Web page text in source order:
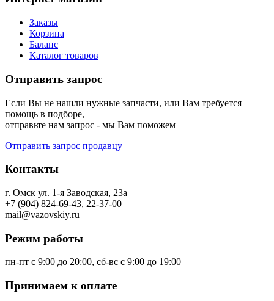
Заказы
Корзина
Баланс
Каталог товаров
Отправить запрос
Если Вы не нашли нужные запчасти, или Вам требуется
помощь в подборе,
отправьте нам запрос - мы Вам поможем
Отправить запрос продавцу
Контакты
г. Омск ул. 1-я Заводская, 23а
+7 (904) 824-69-43, 22-37-00
mail@vazovskiy.ru
Режим работы
пн-пт с 9:00 до 20:00, сб-вс с 9:00 до 19:00
Принимаем к оплате